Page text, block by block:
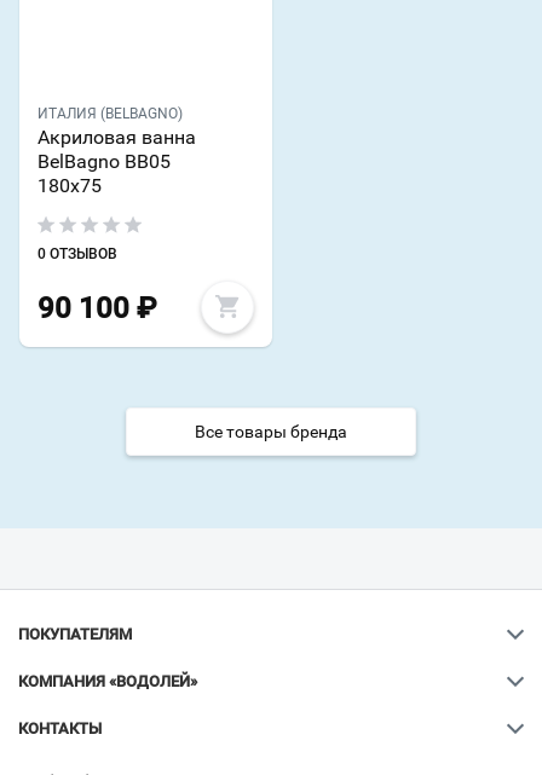
ИТАЛИЯ (BELBAGNO)
Акриловая ванна
BelBagno BB05
180х75
0 ОТЗЫВОВ
90 100 ₽
Все товары бренда
ПОКУПАТЕЛЯМ
КОМПАНИЯ «ВОДОЛЕЙ»
КОНТАКТЫ